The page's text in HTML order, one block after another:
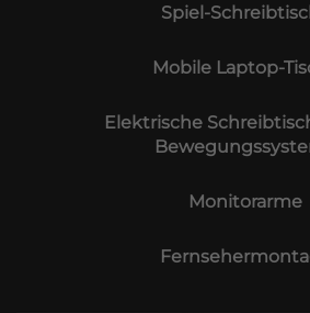
Spiel-
Mobile Laptop-
Elektrische
Monitorarme